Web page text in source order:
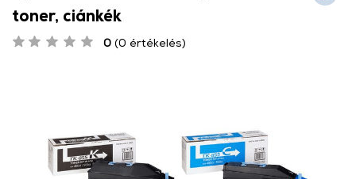
toner, ciánkék
0 (0 értékelés)